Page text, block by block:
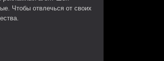
Чтобы отвлечься от своих